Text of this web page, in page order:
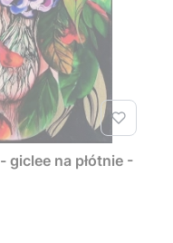
giclee na płótnie -